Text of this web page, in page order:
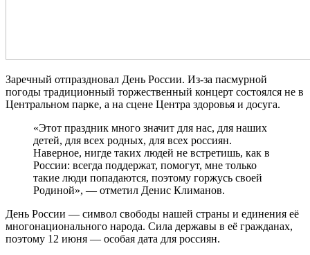
Заречный отпраздновал День России. Из-за пасмурной
погоды традиционный торжественный концерт состоялся не в
Центральном парке, а на сцене Центра здоровья и досуга.
«Этот праздник много значит для нас, для наших
детей, для всех родных, для всех россиян.
Наверное, нигде таких людей не встретишь, как в
России: всегда поддержат, помогут, мне только
такие люди попадаются, поэтому горжусь своей
Родиной», — отметил Денис Климанов.
День России — символ свободы нашей страны и единения её
многонационального народа. Сила державы в её гражданах,
поэтому 12 июня — особая дата для россиян.